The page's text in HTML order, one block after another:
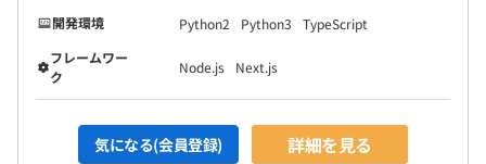
開発環境
Python2 Python3
TypeScript
フレームワー
ク
Node.js Next.js
気になる(会員登録) 詳細を見る